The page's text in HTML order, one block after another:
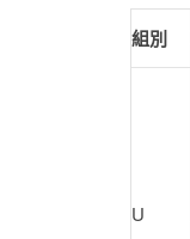
組別
U